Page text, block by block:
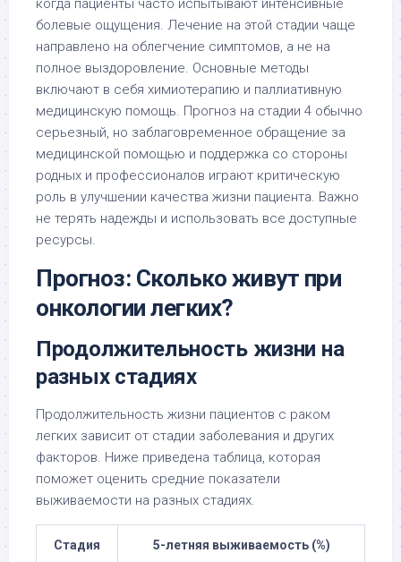
когда пациенты часто испытывают интенсивные
болевые ощущения. Лечение на этой стадии чаще
направлено на облегчение симптомов, а не на
полное выздоровление. Основные методы
включают в себя химиотерапию и паллиативную
медицинскую помощь. Прогноз на стадии 4 обычно
серьезный, но заблаговременное обращение за
медицинской помощью и поддержка со стороны
родных и профессионалов играют критическую
роль в улучшении качества жизни пациента. Важно
не терять надежды и использовать все доступные
ресурсы.
Прогноз: Сколько живут при
онкологии легких?
Продолжительность жизни на
разных стадиях
Продолжительность жизни пациентов с раком
легких зависит от стадии заболевания и других
факторов. Ниже приведена таблица, которая
поможет оценить средние показатели
выживаемости на разных стадиях.
Стадия 5-летняя выживаемость (%)